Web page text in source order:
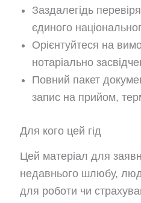
Заздалегідь
єдиного
Орієнтуйтеся на
нотаріально
Повний пакет
запис на прийом,
Для кого цей гід
Цей матеріал для
недавнього шлюбу,
для роботи чи